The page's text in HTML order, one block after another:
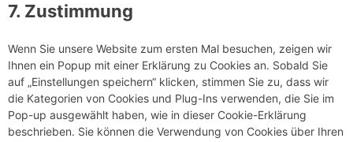
7. Zustimmung
Wenn Sie unsere Website zum ersten Mal besuchen, zeigen wir
Ihnen ein Popup mit einer Erklärung zu Cookies an. Sobald Sie
auf „Einstellungen speichern“ klicken, stimmen Sie zu, dass wir
die Kategorien von Cookies und Plug-Ins verwenden, die Sie im
Pop-up ausgewählt haben, wie in dieser Cookie-Erklärung
beschrieben. Sie können die Verwendung von Cookies über Ihren